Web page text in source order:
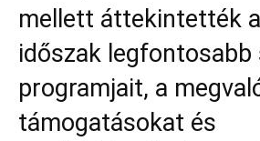
mellett áttekintették
időszak legfontosabb
programjait, a
támogatásokat és